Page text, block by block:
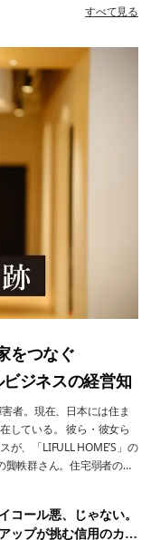
をつなぐ
ジネスの経営知
者。現在、日本には住ま
彼ら・彼女ら
、「LIFULL HOME’S」の
軼群さん。住宅弱者の苦
長を続けている。 ビジ